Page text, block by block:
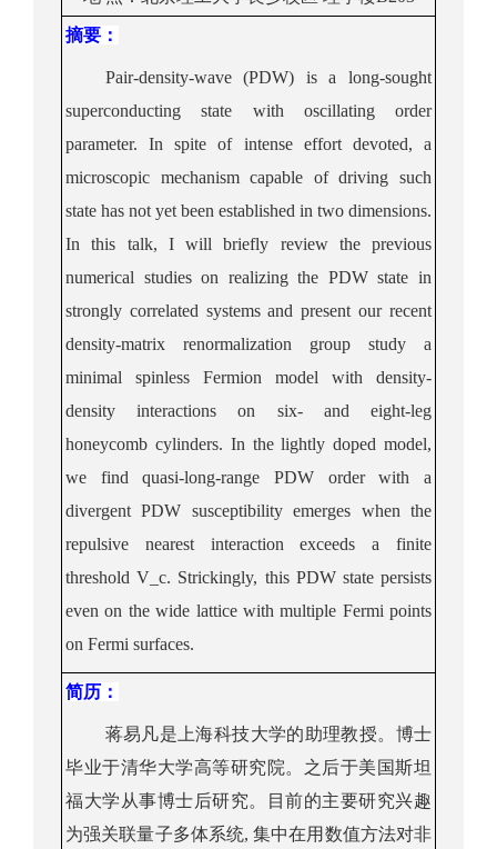
摘要：
Pair-density-wave (PDW) is a long-sought
superconducting state with oscillating order
parameter. In spite of intense effort devoted, a
microscopic mechanism capable of driving such
state has not yet been established in two dimensions.
In this talk, I will briefly review the previous
numerical studies on realizing the PDW state in
strongly correlated systems and present our recent
density-matrix renormalization group study a
minimal spinless Fermion model with density-
density interactions on six- and eight-leg
honeycomb cylinders. In the lightly doped model,
we find quasi-long-range PDW order with a
divergent PDW susceptibility emerges when the
repulsive nearest interaction exceeds a finite
thresholdV_c. Strickingly, this PDW state persists
even on the wide lattice with multiple Fermi points
on Fermi surfaces.
简历 ：
蒋易凡是上海科技大学的助理教授。博士
毕业于清华大学高等研究院。之后于美国斯坦
福大学从事博士后研究。目前的主要研究兴趣
为强关联量子多体系统,集中在用数值方法对非